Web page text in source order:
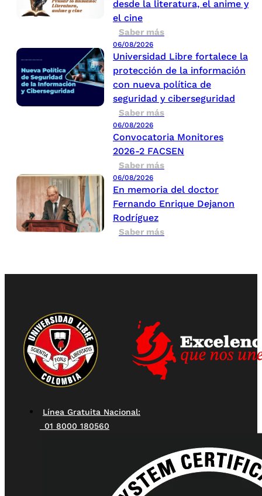
desde la literatura, el anime y
el cine
Saber más
06/08/2026
Universidad Libre fortalece la
protección de la información
con nueva política de
seguridad y ciberseguridad
Saber más
06/08/2026
Convocatoria Monitores
2026-2 FACSEN
Saber más
06/08/2026
En memoria del doctor
Fernando Enrique Dejanon
Rodríguez
Saber más
Línea Gratuita Nacional:
01 8000 180560